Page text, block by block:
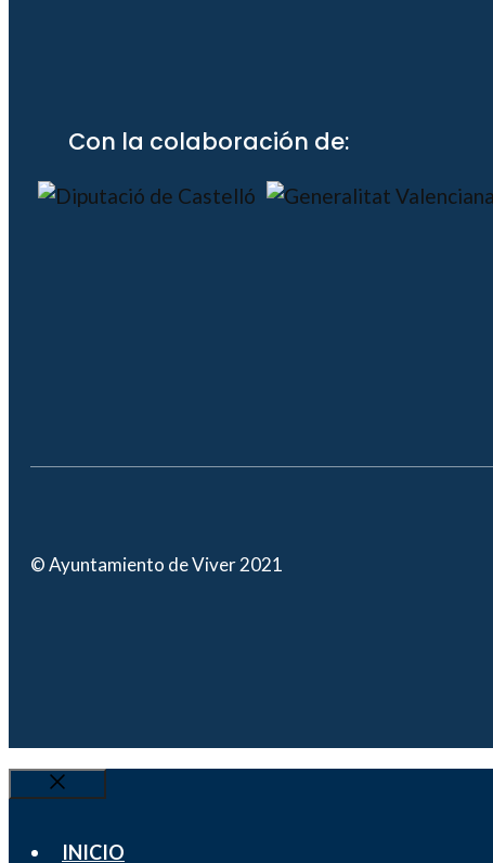
Con la colaboración de:
© Ayuntamiento de Viver 2021
Cerrar
INICIO